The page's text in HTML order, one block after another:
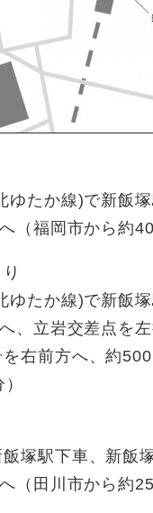
ゆたか線)で新飯
（福岡市から約40
ゆたか線)で新飯
、立岩交差点を左
右前方へ、約
塚駅下車、新飯
（田川市から約25